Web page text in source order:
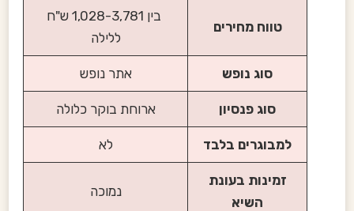
טווח מחירים
בין 1,028-3,781 ש"ח
ללילה
סוג נופש אתר נופש
סוג פנסיון ארוחת בוקר כלולה
למבוגרים בלבד לא
זמינות בעונת
השיא
נמוכה